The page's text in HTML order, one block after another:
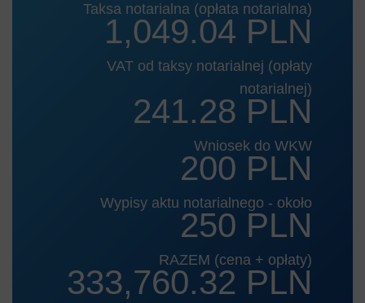
Taksa notarialna (opłata notarialna)
1,049.04 PLN
VAT od taksy notarialnej (opłaty
notarialnej)
241.28 PLN
Wniosek do WKW
200 PLN
Wypisy aktu notarialnego - około
250 PLN
RAZEM (cena + opłaty)
333,760.32 PLN